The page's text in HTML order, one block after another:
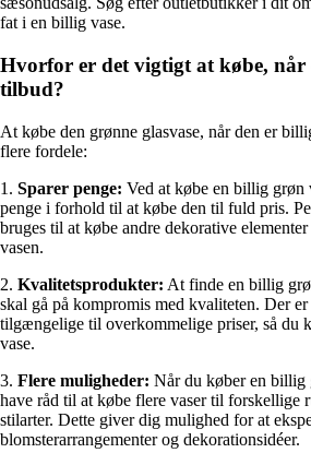
fat i en billig vase.
Hvorfor er det vigtigt at købe, når
tilbud?
At købe den grønne glasvase, når den er
flere fordele:
1. Sparer penge: Ved at købe en billig grøn
penge i forhold til at købe den til fuld pris.
bruges til at købe andre dekorative
vasen.
2. Kvalitetsprodukter: At finde en billig
skal gå på kompromis med kvaliteten. Der
tilgængelige til overkommelige priser, så du
vase.
3. Flere muligheder: Når du køber en billig
have råd til at købe flere vaser til forskellige
stilarter. Dette giver dig mulighed for at
blomsterarrangementer og dekorationsidéer.